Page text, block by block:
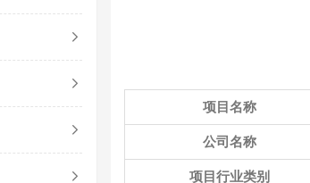
项目名称
公司名称
项目行业类别